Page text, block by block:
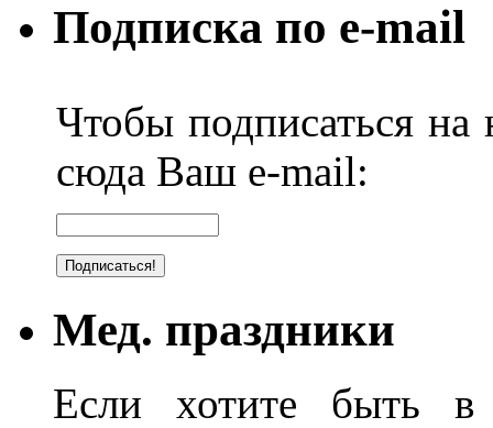
Подписка по e-mail
Чтобы подписаться на
сюда Ваш e-mail:
Мед. праздники
Если хотите быть в